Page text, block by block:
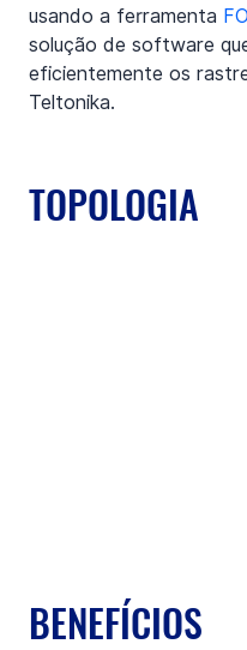
usando a ferramenta
solução de software
eficientemente os
Teltonika.
TOPOLOGIA
BENEFÍCIOS